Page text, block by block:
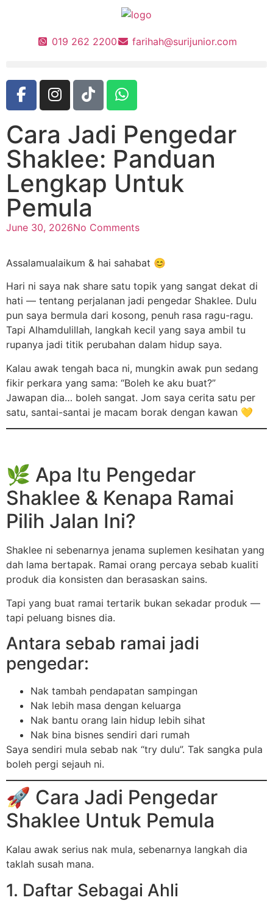
019 262 2200 farihah@surijunior.com
Cara Jadi Pengedar
Shaklee: Panduan
Lengkap Untuk
Pemula
June 30, 2026No Comments
Assalamualaikum & hai sahabat 😊
Hari ni saya nak share satu topik yang sangat dekat di
hati — tentang perjalanan jadi pengedar Shaklee. Dulu
pun saya bermula dari kosong, penuh rasa ragu-ragu.
Tapi Alhamdulillah, langkah kecil yang saya ambil tu
rupanya jadi titik perubahan dalam hidup saya.
Kalau awak tengah baca ni, mungkin awak pun sedang
fikir perkara yang sama: “Boleh ke aku buat?”
Jawapan dia… boleh sangat. Jom saya cerita satu per
satu, santai-santai je macam borak dengan kawan 💛
🌿 Apa Itu Pengedar
Shaklee & Kenapa Ramai
Pilih Jalan Ini?
Shaklee ni sebenarnya jenama suplemen kesihatan yang
dah lama bertapak. Ramai orang percaya sebab kualiti
produk dia konsisten dan berasaskan sains.
Tapi yang buat ramai tertarik bukan sekadar produk —
tapi peluang bisnes dia.
Antara sebab ramai jadi
pengedar:
Nak tambah pendapatan sampingan
Nak lebih masa dengan keluarga
Nak bantu orang lain hidup lebih sihat
Nak bina bisnes sendiri dari rumah
Saya sendiri mula sebab nak “try dulu”. Tak sangka pula
boleh pergi sejauh ni.
🚀 Cara Jadi Pengedar
Shaklee Untuk Pemula
Kalau awak serius nak mula, sebenarnya langkah dia
taklah susah mana.
1. Daftar Sebagai Ahli